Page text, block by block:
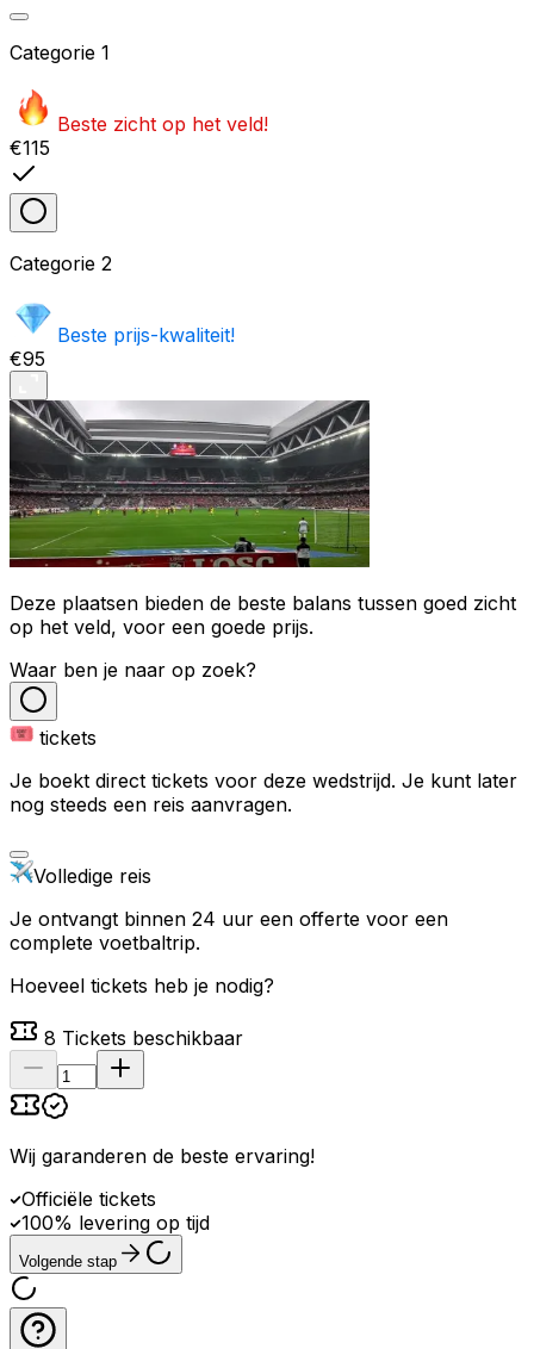
Categorie 1
Beste zicht op het veld!
€115
Categorie 2
Beste prijs-kwaliteit!
€95
Deze plaatsen bieden de beste balans tussen goed zicht
op het veld, voor een goede prijs.
Waar ben je naar op zoek?
tickets
Je boekt direct tickets voor deze wedstrijd. Je kunt later
nog steeds een reis aanvragen.
Volledige reis
Je ontvangt binnen 24 uur een offerte voor een
complete voetbaltrip.
Hoeveel tickets heb je nodig?
8 Tickets beschikbaar
Wij garanderen de beste ervaring!
Officiële tickets
100% levering op tijd
Volgende stap